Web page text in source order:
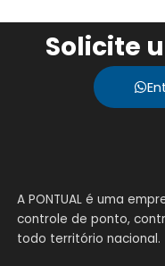
Solicite
A PONTUAL é uma
controle de ponto,
todo território nacional.